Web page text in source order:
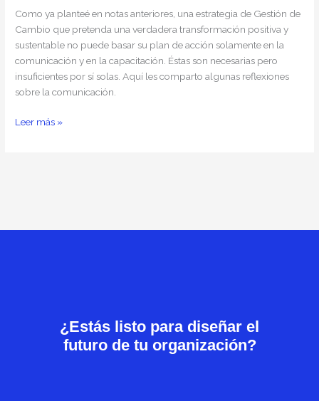
Como ya planteé en notas anteriores, una estrategia de Gestión de
Cambio que pretenda una verdadera transformación positiva y
sustentable no puede basar su plan de acción solamente en la
comunicación y en la capacitación. Éstas son necesarias pero
insuficientes por sí solas. Aquí les comparto algunas reflexiones
sobre la comunicación.
Leer más »
¿Estás listo para diseñar el
futuro de tu organización?